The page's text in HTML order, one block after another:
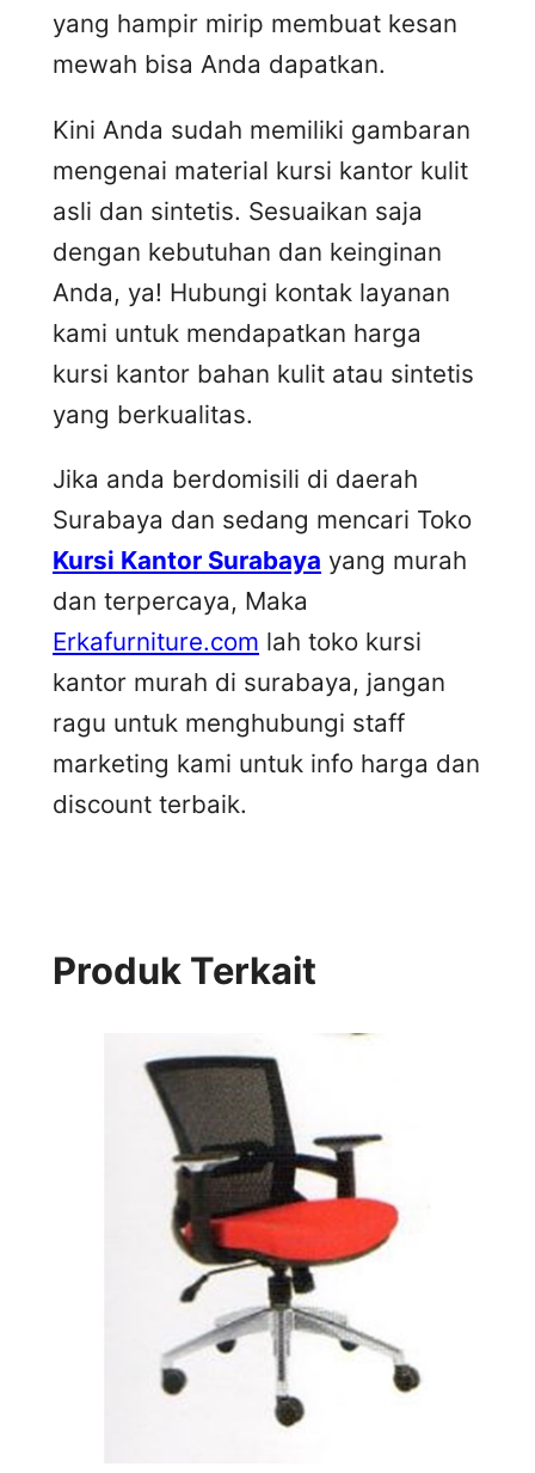
yang hampir mirip membuat kesan
mewah bisa Anda dapatkan.
Kini Anda sudah memiliki gambaran
mengenai material kursi kantor kulit
asli dan sintetis. Sesuaikan saja
dengan kebutuhan dan keinginan
Anda, ya! Hubungi kontak layanan
kami untuk mendapatkan harga
kursi kantor bahan kulit atau sintetis
yang berkualitas.
Jika anda berdomisili di daerah
Surabaya dan sedang mencari Toko
Kursi Kantor Surabaya yang murah
dan terpercaya, Maka
Erkafurniture.com lah toko kursi
kantor murah di surabaya, jangan
ragu untuk menghubungi staff
marketing kami untuk info harga dan
discount terbaik.
Produk Terkait